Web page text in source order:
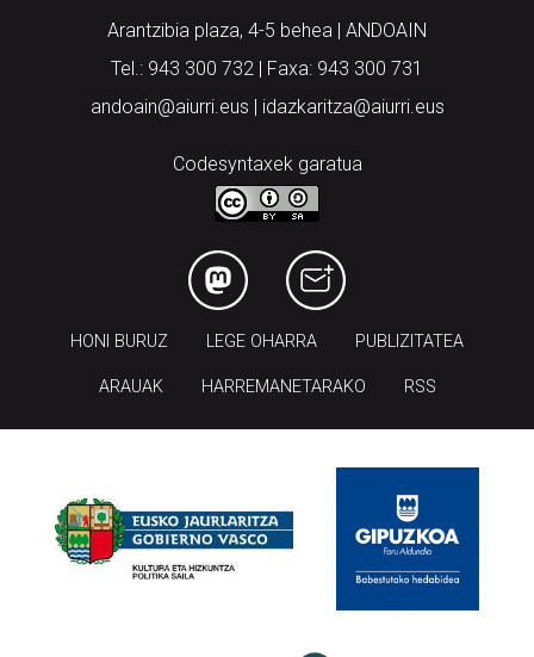
Arantzibia plaza, 4-5 behea | ANDOAIN
Tel.: 943 300 732 | Faxa: 943 300 731
andoain@aiurri.eus | idazkaritza@aiurri.eus
Codesyntaxek garatua
HONI BURUZ LEGE OHARRA PUBLIZITATEA
ARAUAK HARREMANETARAKO RSS